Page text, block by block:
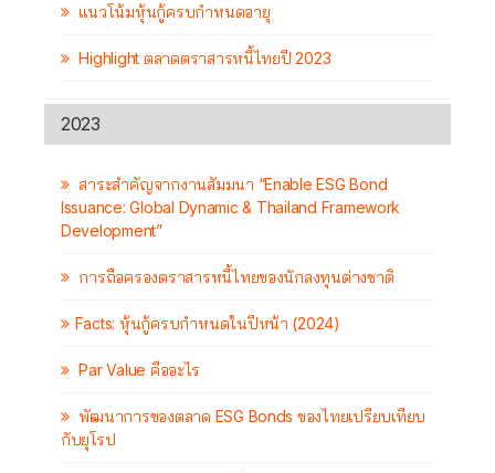
แนวโน้มหุ้นกู้ครบกำหนดอายุ
Highlight ตลาดตราสารหนี้ไทยปี 2023
2023
สาระสำคัญจากงานสัมมนา “Enable ESG Bond
Issuance: Global Dynamic & Thailand Framework
Development”
การถือครองตราสารหนี้ไทยของนักลงทุนต่างชาติ
Facts: หุ้นกู้ครบกำหนดในปีหน้า (2024)
Par Value คืออะไร
พัฒนาการของตลาด ESG Bonds ของไทยเปรียบเทียบ
กับยุโรป